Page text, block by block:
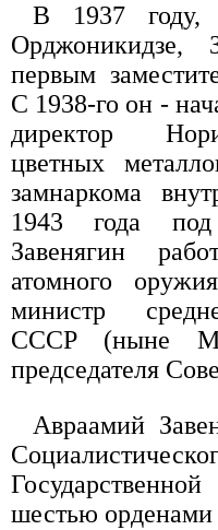
В 1937 году,
Орджоникидзе,
первым
С 1938-го он -
директор
цветных
замнаркома
1943 года под
Завенягин
атомного
министр
СССР (ныне
председателя
Авраамий
шестью